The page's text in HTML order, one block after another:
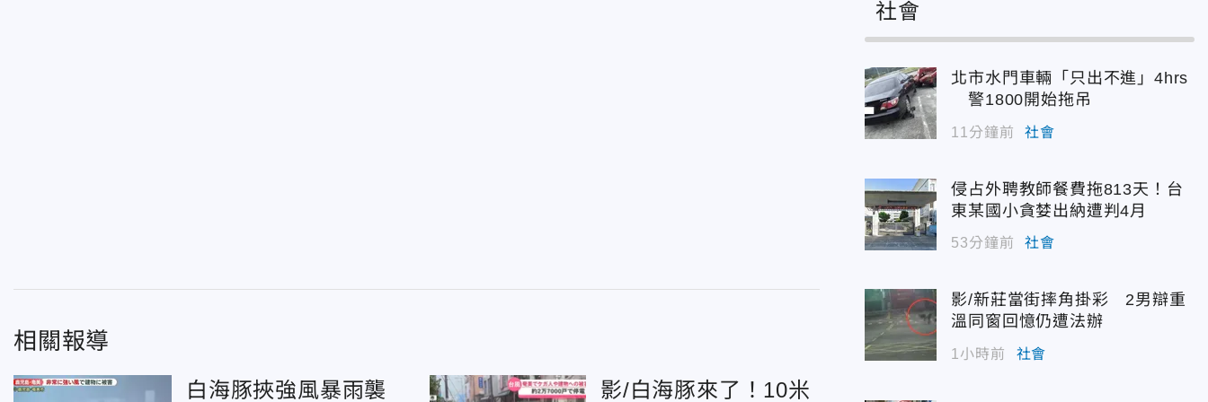
相關報導
白海豚挾強風暴雨襲 影/白海豚來了！10米
社會
北市水門車輛「只出不進」4hrs
警1800開始拖吊
11分鐘前 社會
侵占外聘教師餐費拖813天！台
東某國小貪婪出納遭判4月
53分鐘前 社會
影/新莊當街摔角掛彩 2男辯重
溫同窗回憶仍遭法辦
1小時前 社會